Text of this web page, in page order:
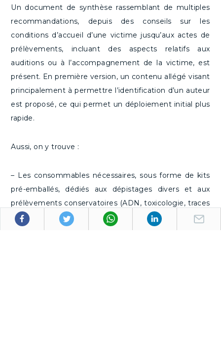
Un document de synthèse rassemblant de multiples
recommandations, depuis des conseils sur les
conditions d’accueil d’une victime jusqu’aux actes de
prélèvements, incluant des aspects relatifs aux
auditions ou à l’accompagnement de la victime, est
présent. En première version, un contenu allégé visant
principalement à permettre l’identification d’un auteur
est proposé, ce qui permet un déploiement initial plus
rapide.
Aussi, on y trouve :
– Les consommables nécessaires, sous forme de kits
pré-emballés, dédiés aux dépistages divers et aux
prélèvements conservatoires (ADN, toxicologie, traces
de transferts, kit hygiénique …), dans le but d’identifier
l’auteur des faits,